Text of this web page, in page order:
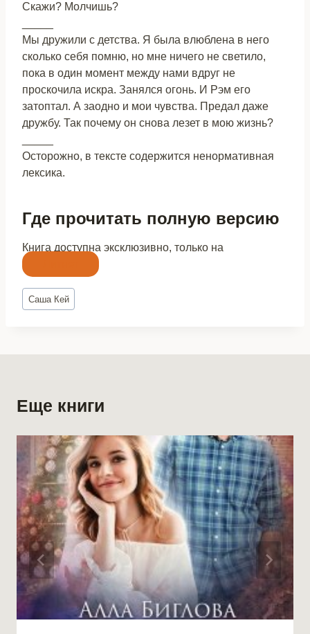
Скажи? Молчишь?
Мы дружили с детства. Я была влюблена в него
сколько себя помню, но мне ничего не светило,
пока в один момент между нами вдруг не
проскочила искра. Занялся огонь. И Рэм его
затоптал. А заодно и мои чувства. Предал даже
дружбу. Так почему он снова лезет в мою жизнь?
Осторожно, в тексте содержится ненормативная
лексика.
Где прочитать полную версию
Книга доступна эксклюзивно, только на
Метки
записи:
Саша Кей
Еще книги